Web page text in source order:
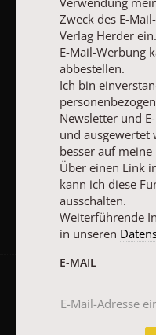
Interessen auszurichten.
Mail kann ich diese
Weiterführende
Zweck des E-
Verlag Herder
E-Mail-Werbung
abbestellen.
Ich bin
Newsletter und
und ausgewertet
besser auf
Über einen Link
kann ich diese
ausschalten.
Weiterführende
in unseren
E-MAIL